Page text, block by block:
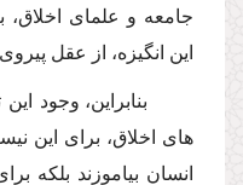
جامعه و علماى اخلاق،
این انگیزه، از عقل
بنابراین، وجود
هاى اخلاق، براى این
انسان بیاموزند بلكه